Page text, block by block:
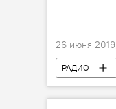
26 июня
РАДИО
Новости